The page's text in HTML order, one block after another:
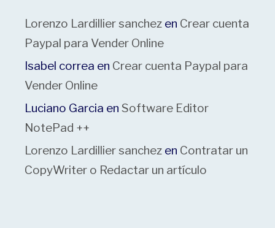
Lorenzo Lardillier sanchez en Crear cuenta
Paypal para Vender Online
Isabel correa en Crear cuenta Paypal para
Vender Online
Luciano Garcia en Software Editor
NotePad ++
Lorenzo Lardillier sanchez en Contratar un
CopyWriter o Redactar un artículo